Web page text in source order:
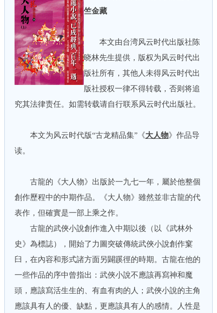
竺金藏
本文由台湾风云时代出版社陈
晓林先生提供，版权为风云时代出
版社所有，其他人未得风云时代出
版社授权一律不得转载，否则将追
究其法律责任。如需转载请自行联系风云时代出版社。
本文为风云时代版“古龙精品集”《大人物》作品导
读。
古龍的《大人物》出版於一九七一年，屬於他整個
創作歷程中的中期作品。《大人物》雖然並非古龍的代
表作，但確實是一部上乘之作。
古龍的武俠小說創作進入中期以後（以《武林外
史》為標誌），開始了力圖突破傳統武俠小說創作窠
臼，在內容和形式諸方面另闢蹊徑的時期。古龍在他的
一些作品的序中曾指出：武俠小說不應該再寫神和魔
頭，應該寫活生生的、有血有肉的人；武俠小說的主角
應該具有人的優、缺點，更應該具有人的感情。人性是